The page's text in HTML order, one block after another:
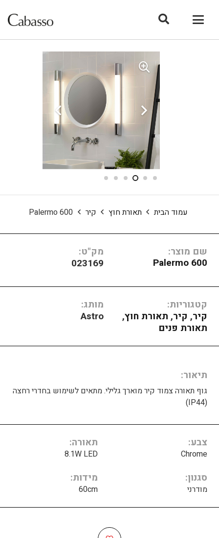
עמוד הבית תאורת חוץ קיר Palermo 600
שם מוצר:
Palermo 600
מק"ט:
023169
קטגוריות:
קיר, קיר, תאורת חוץ,
תאורת פנים
מותג:
Astro
תיאור
גוף תאורה צמוד קיר מוארך גלילי. מתאים לשימוש בחדרי רחצה
(IP44)
צבע
Chrome
תאורה
8.1W LED
סגנון
מודרני
מידות
60cm